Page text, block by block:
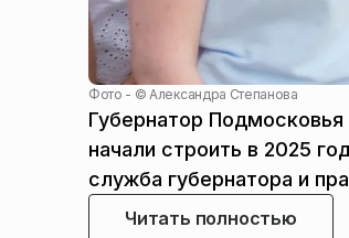
Фото - © Александра Степанова
Губернатор
начали строить в 2025
служба губернатора и
Читать полностью